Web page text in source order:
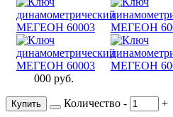
000 руб.
Купить Количество - +